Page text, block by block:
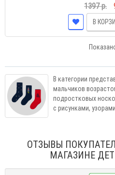
1397 р.
В
В категории
мальчиков
подростковых
с рисунками, узорами.
ОТЗЫВЫ
МАГАЗИНЕ